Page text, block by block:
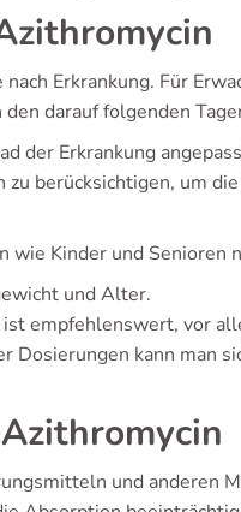
Erkrankung. Für
darauf folgenden
der Erkrankung
berücksichtigen, um
wie Kinder und Senioren
und Alter.
empfehlenswert, vor
Dosierungen kann man
und anderen